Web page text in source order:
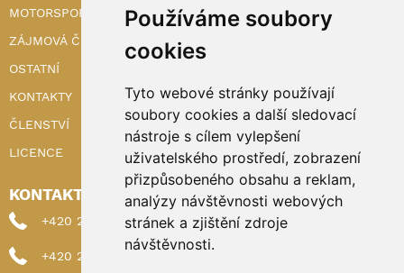
Používáme soubory
cookies
Tyto webové stránky používají
soubory cookies a další sledovací
nástroje s cílem vylepšení
uživatelského prostředí, zobrazení
přizpůsobeného obsahu a reklam,
analýzy návštěvnosti webových
stránek a zjištění zdroje
návštěvnosti.
MOTORSPORT
ZÁJMOVÁ ČINNOST
OSTATNÍ
KONTAKTY
ČLENSTVÍ
LICENCE
KONTAKTY
+420 222 898 224 (sekretariat)
+420 222 898 221 (členství)